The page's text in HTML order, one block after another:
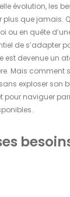
évolution, les
plus que jamais.
ou en quête
de s’adapter
est devenue un
Mais comment
exploser son
pour naviguer